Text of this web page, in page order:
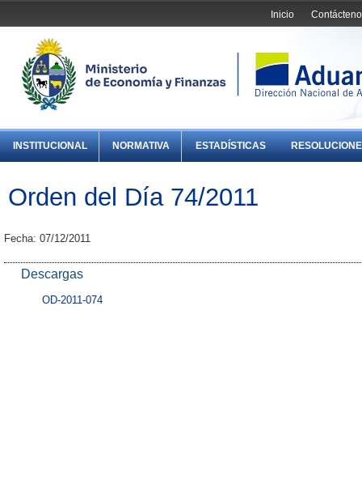
Inicio
INSTITUCIONAL NORMATIVA ESTADÍSTICAS
Orden del Día 74/2011
Fecha: 07/12/2011
Descargas
OD-2011-074